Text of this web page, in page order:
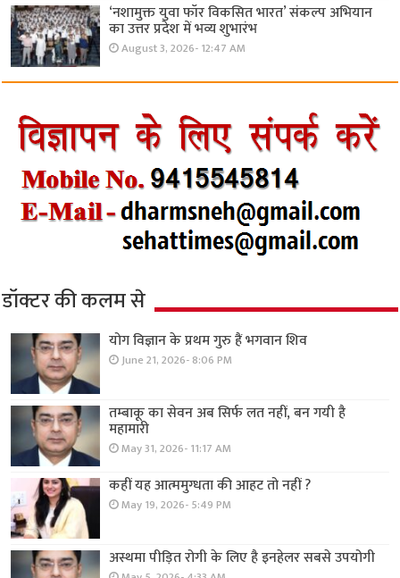
‘नशामुक्त युवा फॉर विकसित भारत’ संकल्प अभियान
का उत्तर प्रदेश में भव्य शुभारंभ
August 3, 2026- 12:47 AM
डॉक्टर की कलम से
योग विज्ञान के प्रथम गुरु हैं भगवान शिव
June 21, 2026- 8:06 PM
तम्बाकू का सेवन अब सिर्फ लत नहीं, बन गयी है
महामारी
May 31, 2026- 11:17 AM
कहीं यह आत्ममुग्धता की आहट तो नहीं ?
May 19, 2026- 5:49 PM
अस्थमा पीड़ित रोगी के लिए है इनहेलर सबसे उपयोगी